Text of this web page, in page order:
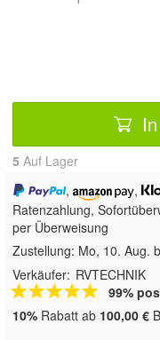
5 Auf Lager
,
,
Ratenzahlung,
per Überweisung
Zustellung: Mo, 10. Aug.
Verkäufer: RVTECHNIK
99%
10% Rabatt ab 100,00 €